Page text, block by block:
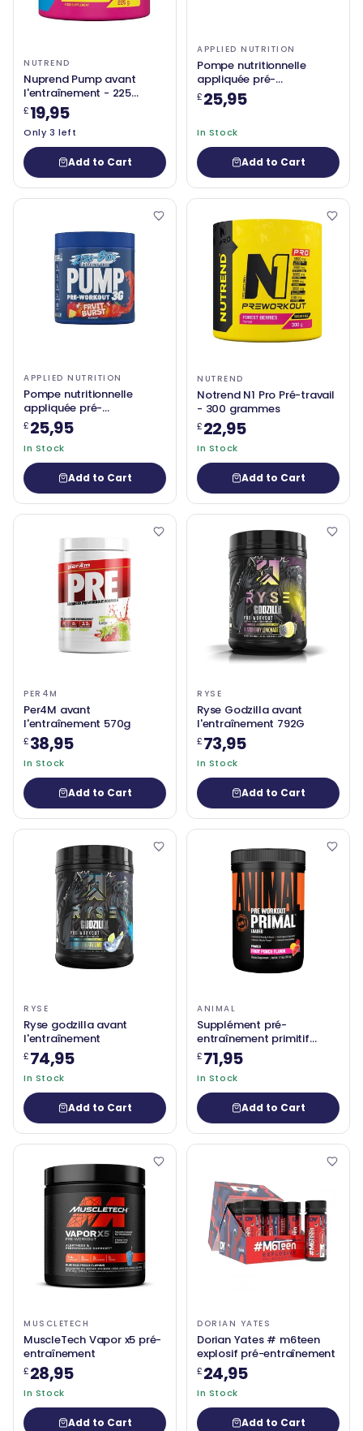
NUTREND
Nuprend Pump avant
l'entraînement - 225
grammes
£19,95
Only 3 left
Add to Cart
APPLIED NUTRITION
Pompe nutritionnelle
appliquée pré-
entraînement - 375
grammes
£25,95
In Stock
Add to Cart
APPLIED NUTRITION
Pompe nutritionnelle
appliquée pré-
entraînement (stimulant
zéro) - 375 grammes
£25,95
In Stock
Add to Cart
NUTREND
Notrend N1 Pro Pré-travail
- 300 grammes
£22,95
In Stock
Add to Cart
PER4M
Per4M avant
l'entraînement 570g
£38,95
In Stock
Add to Cart
RYSE
Ryse Godzilla avant
l'entraînement 792G
£73,95
In Stock
Add to Cart
RYSE
Ryse godzilla avant
l'entraînement
£74,95
In Stock
Add to Cart
ANIMAL
Supplément pré-
entraînement primitif
animal
£71,95
In Stock
Add to Cart
MUSCLETECH
MuscleTech Vapor x5 pré-
entraînement
£28,95
In Stock
Add to Cart
DORIAN YATES
Dorian Yates # m6teen
explosif pré-entraînement
£24,95
In Stock
Add to Cart